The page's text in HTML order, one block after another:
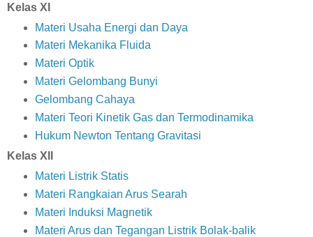
Kelas XI
Materi Usaha Energi dan Daya
Materi Mekanika Fluida
Materi Optik
Materi Gelombang Bunyi
Gelombang Cahaya
Materi Teori Kinetik Gas dan Termodinamika
Hukum Newton Tentang Gravitasi
Kelas XII
Materi Listrik Statis
Materi Rangkaian Arus Searah
Materi Induksi Magnetik
Materi Arus dan Tegangan Listrik Bolak-balik